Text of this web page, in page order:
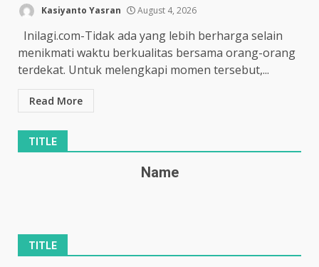
Kasiyanto Yasran August 4, 2026
Inilagi.com-Tidak ada yang lebih berharga selain
menikmati waktu berkualitas bersama orang-orang
terdekat. Untuk melengkapi momen tersebut,...
Read More
TITLE
Name
TITLE